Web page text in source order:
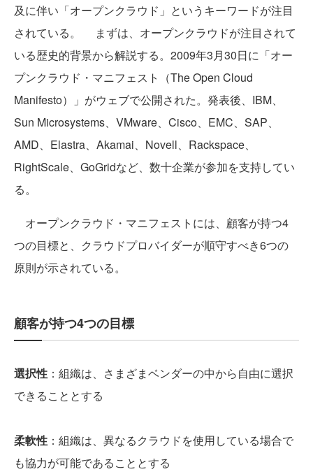
及に伴い「オープンクラウド」というキーワードが注目
されている。 まずは、オープンクラウドが注目されて
いる歴史的背景から解説する。2009年3月30日に「オー
プンクラウド・マニフェスト（The Open Cloud
Manifesto）」がウェブで公開された。発表後、IBM、
Sun Microsystems、VMware、Cisco、EMC、SAP、
AMD、Elastra、Akamai、Novell、Rackspace、
RightScale、GoGridなど、数十企業が参加を支持してい
る。
オープンクラウド・マニフェストには、顧客が持つ4
つの目標と、クラウドプロバイダーが順守すべき6つの
原則が示されている。
顧客が持つ4つの目標
選択性 ：組織は、さまざまベンダーの中から自由に選択
できることとする
柔軟性 ：組織は、異なるクラウドを使用している場合で
も協力が可能であることとする